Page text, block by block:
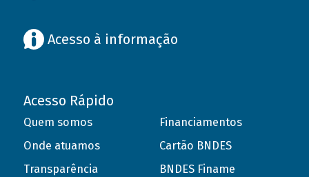
Acesso à informação
Acesso Rápido
Quem somos
Onde atuamos
Transparência
Financiamentos
Cartão BNDES
BNDES Finame